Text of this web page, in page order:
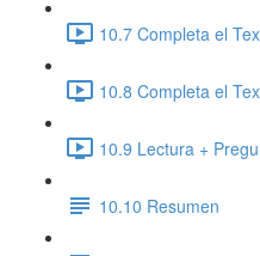
10.7 Completa el
10.8 Completa el
10.9 Lectura +
10.10 Resumen